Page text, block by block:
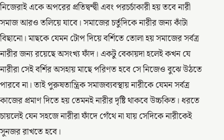
নিজেরাই একে অপরের প্রতিদ্বন্দ্বী এবং পরচর্চাকারী হয় তবে নারী
সমাজ আরও তলিয়ে যাবে। সমাজের চর্তুদিকে নারীর জন্য কাঁটা
বিছানো। মাছকে যেমন টোপ দিয়ে বর্শিতে তোলা হয় সমাজের সর্বত্র
নারীর জন্য রয়েছে অসংখ্য ফাঁদ। একটু বেকায়দা হলেই কখন যে
নারীরা সেই বর্শির অসহায় মাছে পরিণত হবে সে নিজেও বুঝে উঠতে
পারবে না। তাই পুরুষতান্ত্রিক সমাজব্যবস্থায় নারীকে যেমন সর্বত্র
কাজের প্রমাণ দিতে হয় তেমনই নারীর দৃষ্টি থাকবে উচ্চকিত। ধরতে
চায়লেই যেন সহজে নারীরা ফাঁদে গেঁথে না যায় সেদিকে নারীকেই
সুনজর রাখতে হবে।